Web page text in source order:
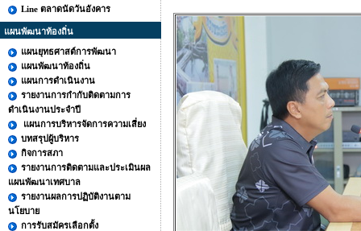
Line ตลาดนัดวันอังคาร
แผนพัฒนาท้องถิ่น
แผนยุทธศาสต์การพัฒนา
แผนพัฒนาท้องถิ่น
แผนการดำเนินงาน
รายงานการกำกับติดตามการ
ดำเนินงานประจำปี
แผนการบริหารจัดการความเสี่ยง
บทสรุปผู้บริหาร
กิจการสภา
รายงานการติดตามและประเมินผล
แผนพัฒนาเทศบาล
รายงานผลการปฏิบัติงานตาม
นโยบาย
การรับสมัครเลือกตั้ง